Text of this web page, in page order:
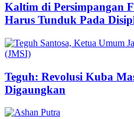
Kaltim di Persimpangan
Harus Tunduk Pada
Teguh: Revolusi Kuba
Digaungkan